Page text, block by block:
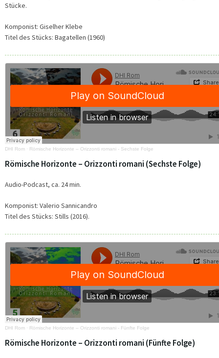
Stücke.
Komponist: Giselher Klebe
Titel des Stücks: Bagatellen (1960)
DHI Rom · Römische Horizonte – Orizzonti romani - Sechste Folge
Römische Horizonte – Orizzonti romani (Sechste Folge)
Audio-Podcast, ca. 24 min.
Komponist: Valerio Sannicandro
Titel des Stücks: Stills (2016).
DHI Rom · Römische Horizonte – Orizzonti romani - Fünfte Folge
Römische Horizonte – Orizzonti romani (Fünfte Folge)